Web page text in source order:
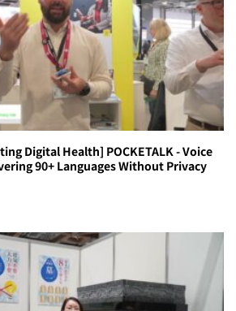
Digital Health] POCKETALK - Voice
90+ Languages Without Privacy